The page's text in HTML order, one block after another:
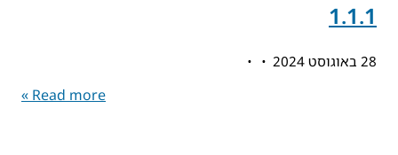
1.1.1
28 באוגוסט 2024
Read more »